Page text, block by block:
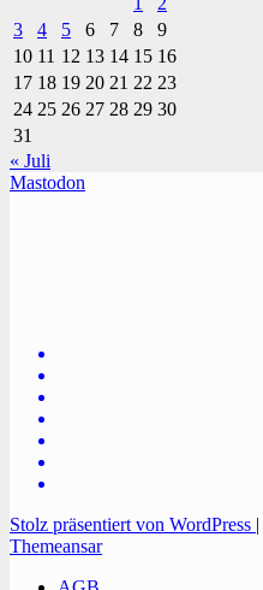
3
4 5 6 7 8
9
10 11 12 13 14 15 16
17 18 19 20 21 22 23
24 25 26 27 28 29 30
31
« Juli
Mastodon
Stolz präsentiert von WordPress |
Themeansar